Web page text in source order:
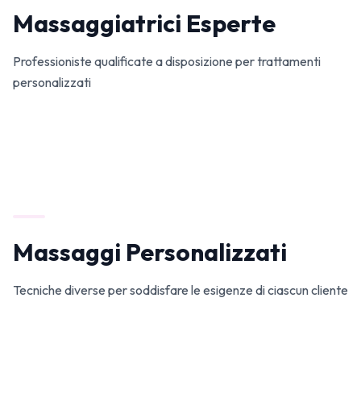
Massaggiatrici Esperte
Professioniste qualificate a disposizione per trattamenti
personalizzati
Massaggi Personalizzati
Tecniche diverse per soddisfare le esigenze di ciascun cliente